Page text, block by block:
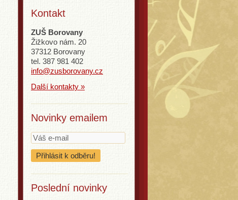
Kontakt
ZUŠ Borovany
Žižkovo nám. 20
37312 Borovany
tel. 387 981 402
info@zusborovany.cz
Další kontakty »
Novinky emailem
Poslední novinky